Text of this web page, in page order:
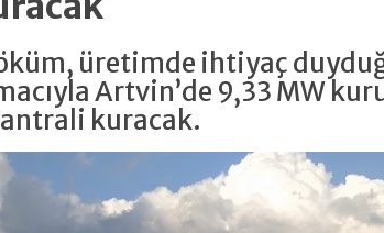
üretimde ihtiyaç
Artvin’de 9,33 MW
kuracak.